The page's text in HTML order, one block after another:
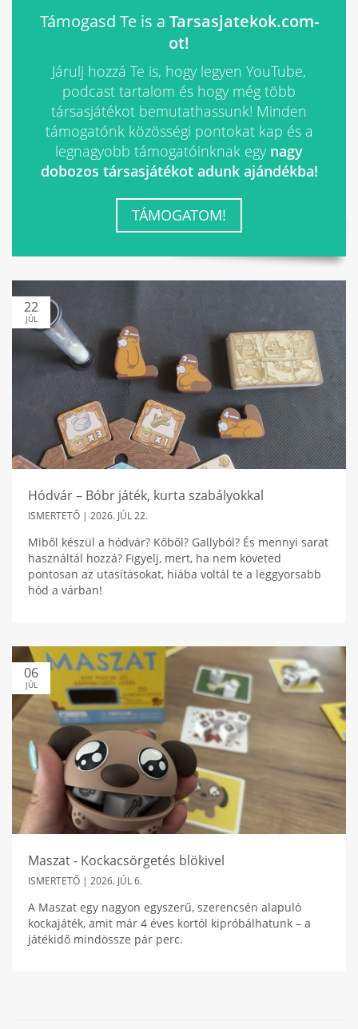
Támogasd Te is a Tarsasjatekok.com-
ot!
Járulj hozzá Te is, hogy legyen YouTube,
podcast tartalom és hogy még több
társasjátékot bemutathassunk! Minden
támogatónk közösségi pontokat kap és a
legnagyobb támogatóinknak egy nagy
dobozos társasjátékot adunk ajándékba!
TÁMOGATOM!
22
JÚL
Hódvár – Bóbr játék, kurta szabályokkal
ISMERTETŐ | 2026. JÚL 22.
Miből készül a hódvár? Kőből? Gallyból? És mennyi sarat
használtál hozzá? Figyelj, mert, ha nem követed
pontosan az utasításokat, hiába voltál te a leggyorsabb
hód a várban!
06
JÚL
Maszat - Kockacsörgetés blökivel
ISMERTETŐ | 2026. JÚL 6.
A Maszat egy nagyon egyszerű, szerencsén alapuló
kockajáték, amit már 4 éves kortól kipróbálhatunk – a
játékidő mindössze pár perc.